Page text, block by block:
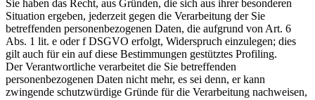
Sie haben das Recht, aus Gründen, die sich aus ihrer besonderen
Situation ergeben, jederzeit gegen die Verarbeitung der Sie
betreffenden personenbezogenen Daten, die aufgrund von Art. 6
Abs. 1 lit. e oder f DSGVO erfolgt, Widerspruch einzulegen; dies
gilt auch für ein auf diese Bestimmungen gestütztes Profiling.
Der Verantwortliche verarbeitet die Sie betreffenden
personenbezogenen Daten nicht mehr, es sei denn, er kann
zwingende schutzwürdige Gründe für die Verarbeitung nachweisen,